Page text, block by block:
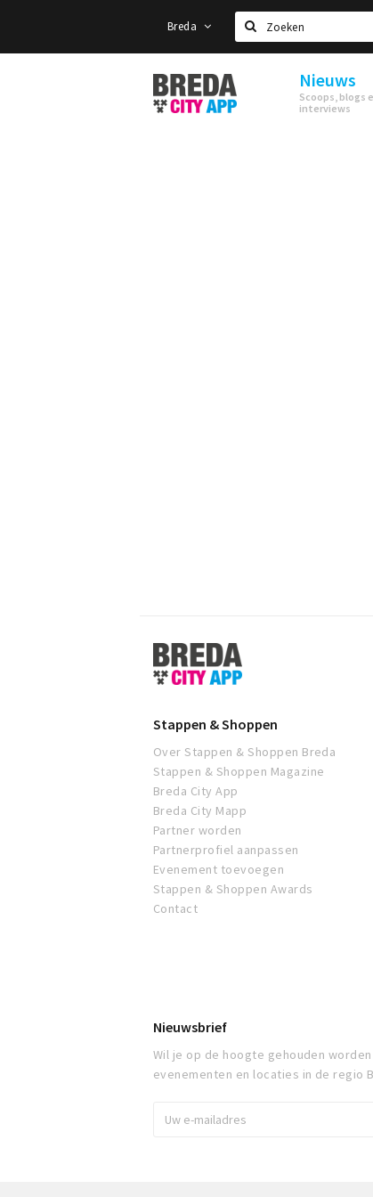
Breda
Zoeken
Stappen
&
Shoppen
Nieuws
Scoops, blogs
interviews
Stappen
&
Shoppen
Stappen & Shoppen
Over Stappen & Shoppen Breda
Stappen & Shoppen Magazine
Breda City App
Breda City Mapp
Partner worden
Partnerprofiel aanpassen
Evenement toevoegen
Stappen & Shoppen Awards
Contact
Nieuwsbrief
Wil je op de hoogte gehouden
evenementen en locaties in de regio